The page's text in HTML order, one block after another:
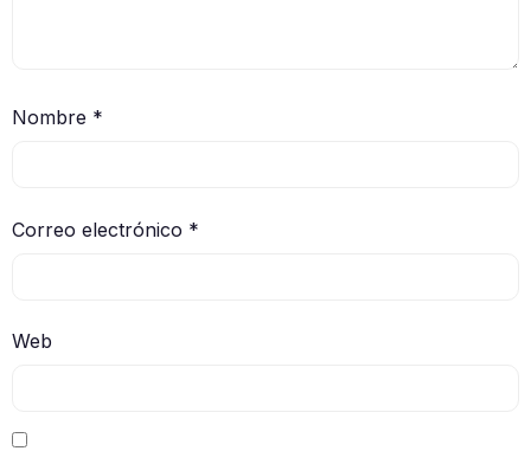
Nombre *
Correo electrónico *
Web